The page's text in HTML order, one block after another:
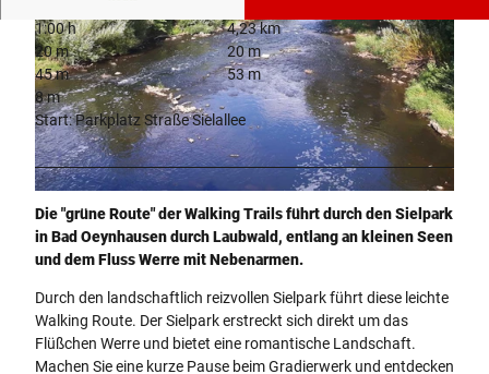
© Peter Hübbe, Peter Hübbe
1:00 h
4,23 km
20 m
20 m
45 m
53 m
8 m
Start: Parkplatz Straße Sielallee
Die "grüne Route" der Walking Trails führt durch den Sielpark
in Bad Oeynhausen durch Laubwald, entlang an kleinen Seen
und dem Fluss Werre mit Nebenarmen.
Durch den landschaftlich reizvollen Sielpark führt diese leichte
Walking Route. Der Sielpark erstreckt sich direkt um das
Flüßchen Werre und bietet eine romantische Landschaft.
Machen Sie eine kurze Pause beim Gradierwerk und entdecken